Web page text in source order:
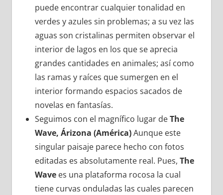
puede encontrar cualquier tonalidad en
verdes y azules sin problemas; a su vez las
aguas son cristalinas permiten observar el
interior de lagos en los que se aprecia
grandes cantidades en animales; así como
las ramas y raíces que sumergen en el
interior formando espacios sacados de
novelas en fantasías.
Seguimos con el magnífico lugar deThe
Wave, Árizona (América)Aunque este
singular paisaje parece hecho con fotos
editadas es absolutamente real. Pues, The
Wave es una plataforma rocosa la cual
tiene curvas onduladas las cuales parecen